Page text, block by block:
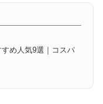
すめ人気9選｜コスパ